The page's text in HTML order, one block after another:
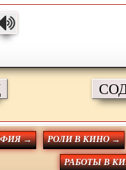
→ РОЛИ В КИНО →
РАБОТЫ В